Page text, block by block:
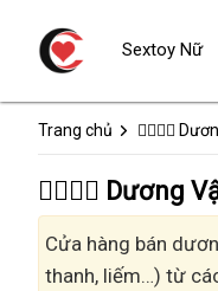
Trang chủ 👩‍❤️‍💋‍👨
👩‍❤️‍💋‍👨 Dương
Cửa hàng bán
thanh, liếm…) từ
Sextoy Nữ